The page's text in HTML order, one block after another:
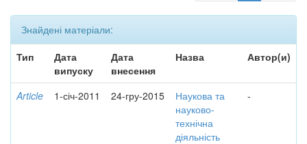
Знайдені матеріали:
Тип
Дата
випуску
Дата
внесення
Назва Автор(и)
Article 1-січ-2011 24-гру-2015
Наукова та
науково-
технічна
діяльність
-